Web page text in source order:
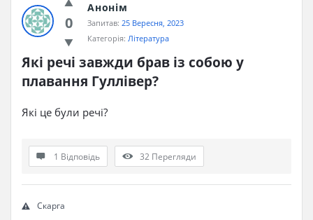
0
Анонім
Запитав: 25 Вересня, 2023
Категорія: Література
Які речі завжди брав із собою у
плавання Гуллівер?
Які це були речі?
1 Відповідь 32 Перегляди
Скарга